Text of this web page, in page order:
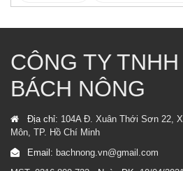
CÔNG TY
BÁCH NÔNG
Địa chỉ: 104A Đ. Xuân Thới Sơn 22,
Môn, TP. Hồ Chí Minh
Email: bachnong.vn@gmail.com